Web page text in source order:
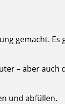
gemacht.
– aber
und abfüllen.